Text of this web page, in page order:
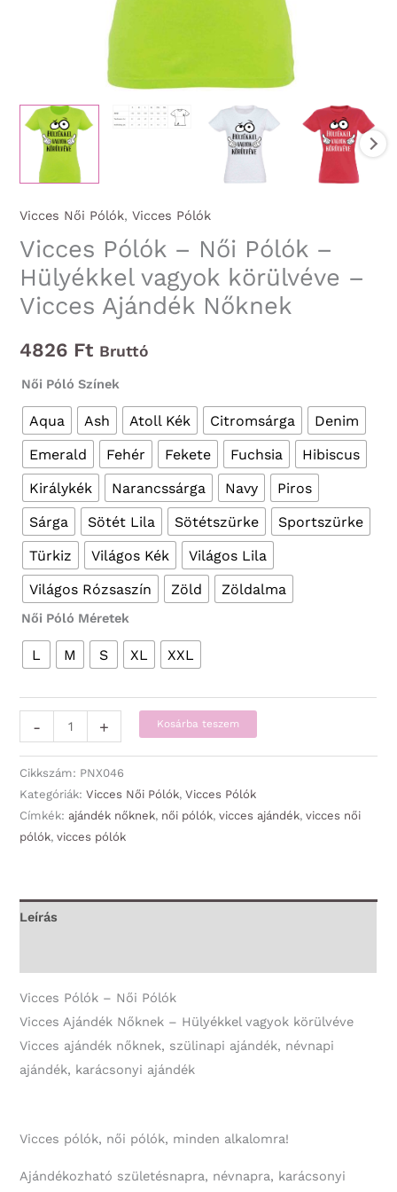
Vicces Női Pólók,Vicces Pólók
Vicces Pólók – Női Pólók –
Hülyékkel vagyok körülvéve –
Vicces Ajándék Nőknek
4826 Ft Bruttó
Női Póló Színek
Aqua Ash Atoll Kék Citromsárga
Denim
Emerald
Fehér Fekete Fuchsia
Hibiscus
Királykék
Narancssárga Navy
Piros
Sárga
Sötét Lila Sötétszürke
Sportszürke
Türkiz
Világos Kék
Világos Lila
Világos Rózsaszín
Zöld Zöldalma
Női Póló Méretek
L M S XL XXL
-
Pólók
-
Női
Pólók
-
körülvéve
mennyiség
+ Kosárba teszem
Cikkszám: PNX046
Kategóriák:Vicces Női Pólók,Vicces Pólók
Címkék:ajándék nőknek, női pólók,vicces ajándék,vicces női
pólók,vicces pólók
Leírás
Vicces Pólók – Női Pólók
Vicces Ajándék Nőknek – Hülyékkel vagyok körülvéve
Vicces ajándék nőknek, szülinapi ajándék, névnapi
ajándék, karácsonyi ajándék
Vicces pólók, női pólók, minden alkalomra!
Ajándékozható születésnapra, névnapra, karácsonyi